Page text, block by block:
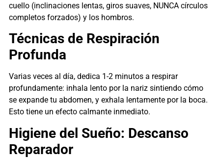
cuello (inclinaciones lentas, giros suaves, NUNCA círculos
completos forzados) y los hombros.
Técnicas de Respiración
Profunda
Varias veces al día, dedica 1-2 minutos a respirar
profundamente: inhala lento por la nariz sintiendo cómo
se expande tu abdomen, y exhala lentamente por la boca.
Esto tiene un efecto calmante inmediato.
Higiene del Sueño: Descanso
Reparador